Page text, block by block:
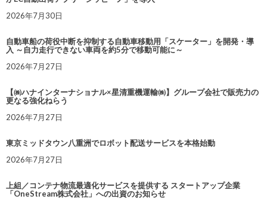
2026年7月30日
自動車船の荷役中断を抑制する自動車移動用「スケーター」を開発・導
入 ～自力走行できない車両を約5分で移動可能に～
2026年7月27日
【㈱ハナインターナショナル×星清重機運輸㈱】グループ会社で販売力の
更なる強化ねらう
2026年7月27日
東京ミッドタウン八重洲でロボット配送サービスを本格始動
2026年7月27日
上組／コンテナ物流最適化サービスを提供する スタートアップ企業
「OneStream株式会社」への出資のお知らせ